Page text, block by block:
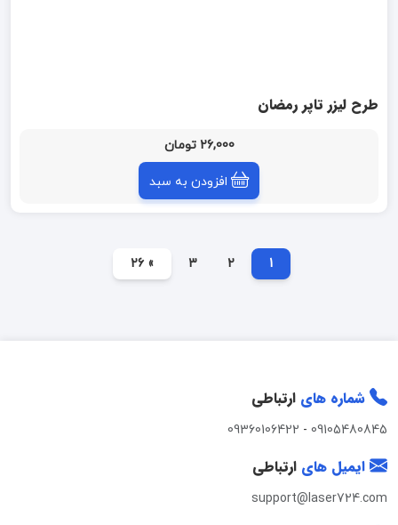
طرح لیزر تاپر رمضان
26,000 تومان
افزودن به سبد
1
2
3
» 26
شماره های ارتباطی
09105480845
-
09360106422
ایمیل های ارتباطی
support@laser724.com